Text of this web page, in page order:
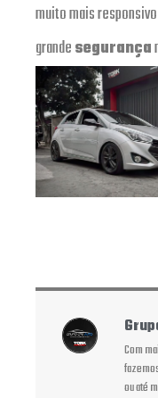
muito mais
grandesegurança
Com
ou até